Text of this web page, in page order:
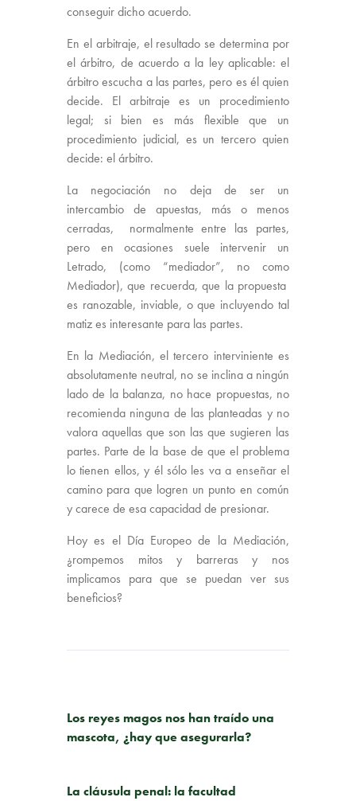
conseguir dicho acuerdo.
En el arbitraje, el resultado se determina por
el árbitro, de acuerdo a la ley aplicable: el
árbitro escucha a las partes, pero es él quien
decide. El arbitraje es un procedimiento
legal; si bien es más flexible que un
procedimiento judicial, es un tercero quien
decide: el árbitro.
La negociación no deja de ser un
intercambio de apuestas, más o menos
cerradas, normalmente entre las partes,
pero en ocasiones suele intervenir un
Letrado, (como “mediador”, no como
Mediador), que recuerda, que la propuesta
es ranozable, inviable, o que incluyendo tal
matiz es interesante para las partes.
En la Mediación, el tercero interviniente es
absolutamente neutral, no se inclina a ningún
lado de la balanza, no hace propuestas, no
recomienda ninguna de las planteadas y no
valora aquellas que son las que sugieren las
partes. Parte de la base de que el problema
lo tienen ellos, y él sólo les va a enseñar el
camino para que logren un punto en común
y carece de esa capacidad de presionar.
Hoy es el Día Europeo de la Mediación,
¿rompemos mitos y barreras y nos
implicamos para que se puedan ver sus
beneficios?
Los reyes magos nos han traído una
mascota, ¿hay que asegurarla?
La cláusula penal: la facultad